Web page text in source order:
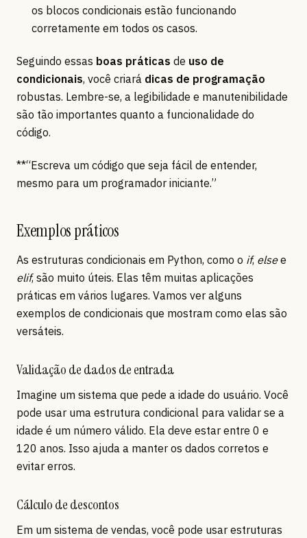
os blocos condicionais estão funcionando
corretamente em todos os casos.
Seguindo essas boas práticas de uso de
condicionais, você criará dicas de programação
robustas. Lembre-se, a legibilidade e manutenibilidade
são tão importantes quanto a funcionalidade do
código.
**“Escreva um código que seja fácil de entender,
mesmo para um programador iniciante.”
Exemplos práticos
As estruturas condicionais em Python, como o if, elsee
elif, são muito úteis. Elas têm muitas aplicações
práticas em vários lugares. Vamos ver alguns
exemplos de condicionais que mostram como elas são
versáteis.
Validação de dados de entrada
Imagine um sistema que pede a idade do usuário. Você
pode usar uma estrutura condicional para validar se a
idade é um número válido. Ela deve estar entre 0 e
120 anos. Isso ajuda a manter os dados corretos e
evitar erros.
Cálculo de descontos
Em um sistema de vendas, você pode usar estruturas